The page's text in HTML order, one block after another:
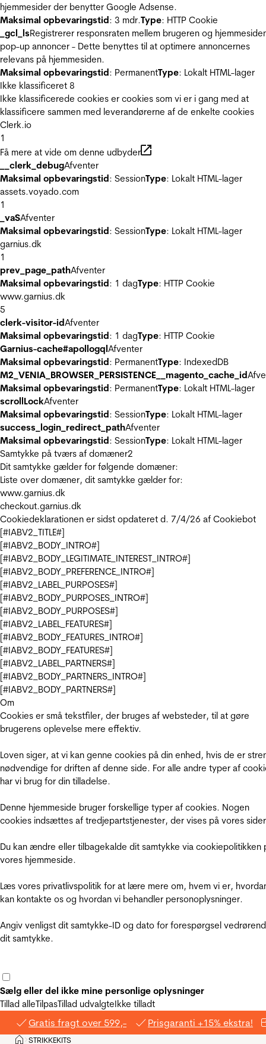
hjemmesider der benytter Google Adsense.
Maksimal opbevaringstid: 3 mdr.Type: HTTP Cookie
_gcl_lsRegistrerer responsraten mellem brugeren og
pop-up annoncer - Dette benyttes til at optimere annoncernes
relevans på hjemmesiden.
Maksimal opbevaringstid: PermanentType: Lokalt HTML-lager
Ikke klassificeret 8
Ikke klassificerede cookies er cookies som vi er i gang med at
klassificere sammen med leverandørerne af de enkelte cookies
Clerk.io
1
Få mere at vide om denne udbyder
__clerk_debugAfventer
Maksimal opbevaringstid: SessionType: Lokalt HTML-lager
assets.voyado.com
1
_vaSAfventer
Maksimal opbevaringstid: SessionType: Lokalt HTML-lager
garnius.dk
1
prev_page_pathAfventer
Maksimal opbevaringstid: 1 dagType: HTTP Cookie
www.garnius.dk
5
clerk-visitor-idAfventer
Maksimal opbevaringstid: 1 dagType: HTTP Cookie
Garnius-cache#apollogqlAfventer
Maksimal opbevaringstid: PermanentType: IndexedDB
M2_VENIA_BROWSER_PERSISTENCE__magento_cache_id
Maksimal opbevaringstid: PermanentType: Lokalt HTML-lager
scrollLockAfventer
Maksimal opbevaringstid: SessionType: Lokalt HTML-lager
success_login_redirect_pathAfventer
Maksimal opbevaringstid: SessionType: Lokalt HTML-lager
Samtykke på tværs af domæner2
Dit samtykke gælder for følgende domæner:
Liste over domæner, dit samtykke gælder for:
www.garnius.dk
checkout.garnius.dk
Cookiedeklarationen er sidst opdateret d. 7/4/26 af Cookiebot
[#IABV2_TITLE#]
[#IABV2_BODY_INTRO#]
[#IABV2_BODY_LEGITIMATE_INTEREST_INTRO#]
[#IABV2_BODY_PREFERENCE_INTRO#]
[#IABV2_LABEL_PURPOSES#]
[#IABV2_BODY_PURPOSES_INTRO#]
[#IABV2_BODY_PURPOSES#]
[#IABV2_LABEL_FEATURES#]
[#IABV2_BODY_FEATURES_INTRO#]
[#IABV2_BODY_FEATURES#]
[#IABV2_LABEL_PARTNERS#]
[#IABV2_BODY_PARTNERS_INTRO#]
[#IABV2_BODY_PARTNERS#]
Om
Cookies er små tekstfiler, der bruges af websteder, til at gøre
brugerens oplevelse mere effektiv.
Loven siger, at vi kan genne cookies på din enhed, hvis de er
nødvendige for driften af denne side. For alle andre typer af
har vi brug for din tilladelse.
Denne hjemmeside bruger forskellige typer af cookies. Nogen
cookies indsættes af tredjepartstjenester, der vises på vores
Du kan ændre eller tilbagekalde dit samtykke via cookiepolitikken
vores hjemmeside.
Læs vores privatlivspolitik for at lære mere om, hvem vi er,
kan kontakte os og hvordan vi behandler personoplysninger.
Angiv venligst dit samtykke-ID og dato for forespørgsel
dit samtykke.
Sælg eller del ikke mine personlige oplysninger
Tillad alleTilpasTillad udvalgteIkke tilladt
Gratis fragt over 599,- Prisgaranti +15% ekstra!
Hjem
>STRIKKEKITS